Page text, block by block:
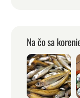
Na čo sa